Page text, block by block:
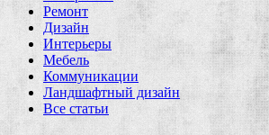
Ремонт
Дизайн
Интерьеры
Мебель
Коммуникации
Ландшафтный дизайн
Все статьи